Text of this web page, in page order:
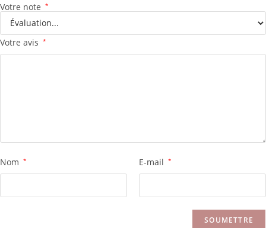
Votre note *
Votre avis *
Nom * E-mail *